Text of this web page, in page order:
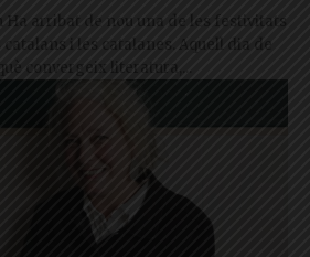
Ha arribat de nou una de les festivitats
i les catalanes. Aquell dia de
convergeix literatura,...